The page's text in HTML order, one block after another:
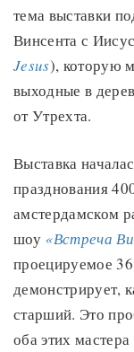
тема выставки
Винсента с
Jesus), которую
выходные в
от Утрехта.
Выставка
празднования
амстердамском
шоу «Встреча
проецируемое
демонстрирует,
старший. Это
оба этих